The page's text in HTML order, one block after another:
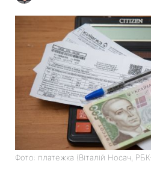
Фото: платежка (Віталій Носач,